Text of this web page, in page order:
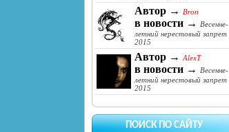
Автор → Bron
в новости →
Весенне-
летний нерестовый запрет
2015
Автор → AlexT
в новости →
Весенне-
летний нерестовый запрет
2015
ПОИСК ПО САЙТУ